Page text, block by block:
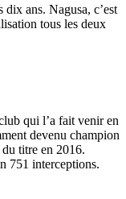
ans. Nagusa, c’est
tous les deux
qui l’a fait venir en
devenu champion
titre en 2016.
751 interceptions.